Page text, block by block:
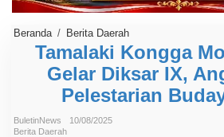
Beranda / Berita Daerah
a
m
a
l
a
k
Tamalaki Kongga
Gelar Diksar IX,
Pelestarian
BuletinNews
10/08/2025
Berita Daerah